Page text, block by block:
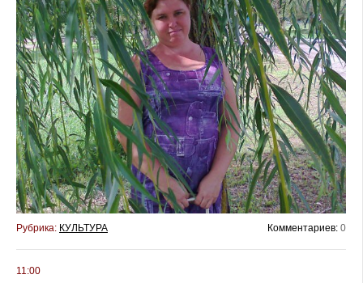
Рубрика: КУЛЬТУРА Комментариев: 0
11:00